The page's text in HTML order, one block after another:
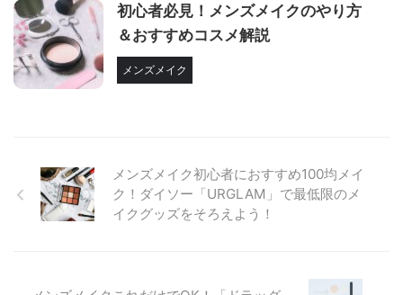
初心者必見！メンズメイクのやり方
＆おすすめコスメ解説
メンズメイク
メンズメイク初心者におすすめ100均メイ
ク！ダイソー「URGLAM」で最低限のメ
イクグッズをそろえよう！